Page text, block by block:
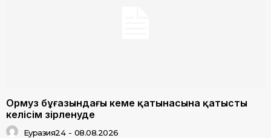
Ормуз бұғазындағы кеме қатынасына қатысты
келісім әзірленуде
Еуразия24 - 08.08.2026